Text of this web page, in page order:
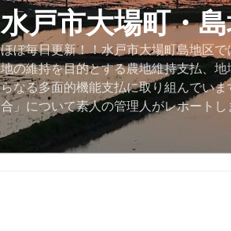
水戸市大場町・
ほぼ毎日更新！！水戸市大場町島地区
地の維持を目的とする農地維持支払、
らなる多面的機能支払に取り組んでい
合」について素人の管理人がレポートし